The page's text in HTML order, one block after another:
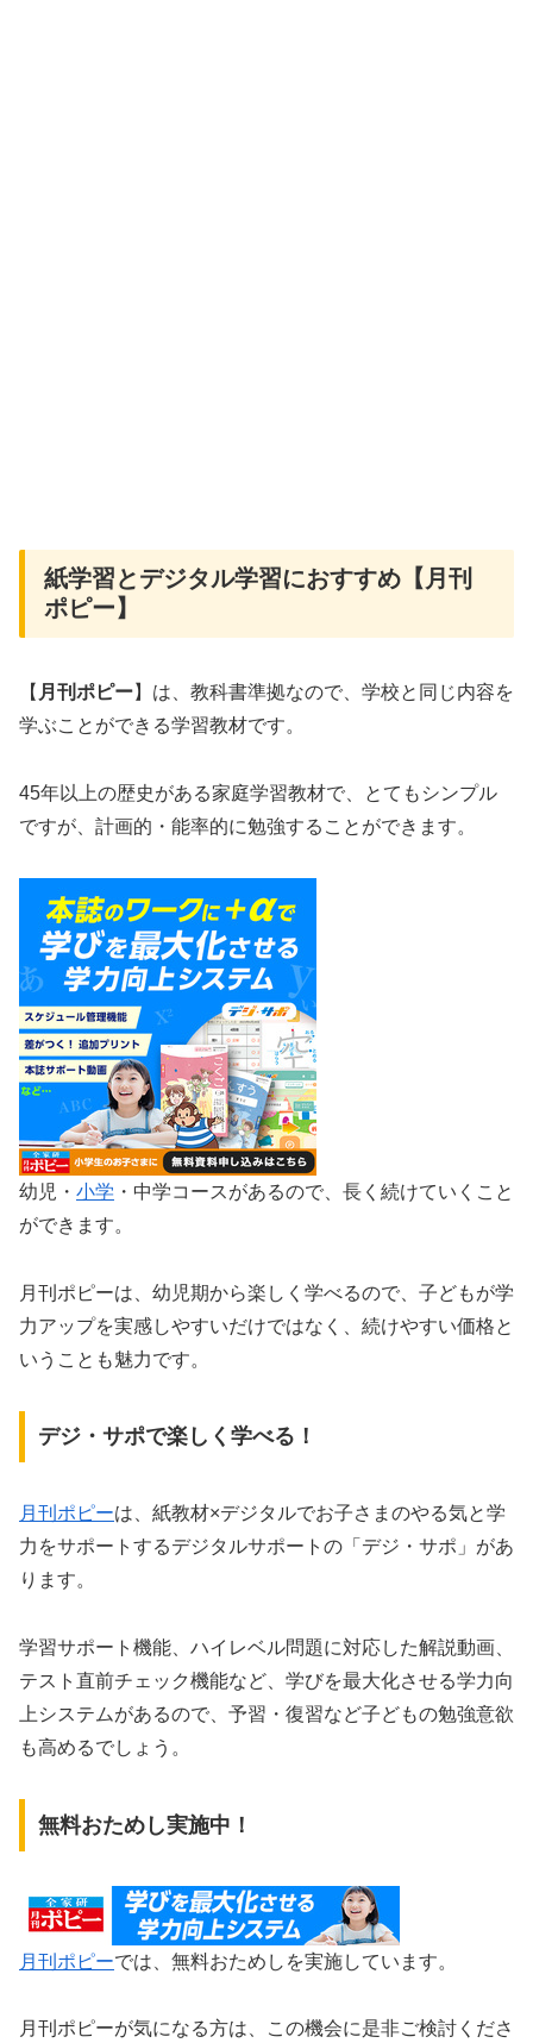
紙学習とデジタル学習におすすめ【月刊
ポピー】
【 月刊ポピー】は、教科書準拠なので、学校と同じ内容を
学ぶことができる学習教材です。
45年以上の歴史がある家庭学習教材で、とてもシンプル
ですが、計画的・能率的に勉強することができます。
幼児・ 小学 ・中学コースがあるので、長く続けていくこと
ができます。
月刊ポピーは、幼児期から楽しく学べるので、子どもが学
力アップを実感しやすいだけではなく、続けやすい価格と
いうことも魅力です。
デジ・サポで楽しく学べる！
月刊ポピーは、紙教材×デジタルでお子さまのやる気と学
力をサポートするデジタルサポートの「デジ・サポ」があ
ります。
学習サポート機能、ハイレベル問題に対応した解説動画、
テスト直前チェック機能など、学びを最大化させる学力向
上システムがあるので、予習・復習など子どもの勉強意欲
も高めるでしょう。
無料おためし実施中！
月刊ポピーでは、無料おためしを実施しています。
月刊ポピーが気になる方は、この機会に是非ご検討くださ